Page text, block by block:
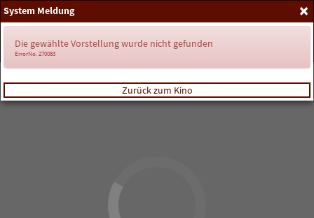
Anmelden
×
System Meldung
Die gewählte Vorstellung wurde nicht gefunden
ErrorNo. 270083
Zurück zum Kino